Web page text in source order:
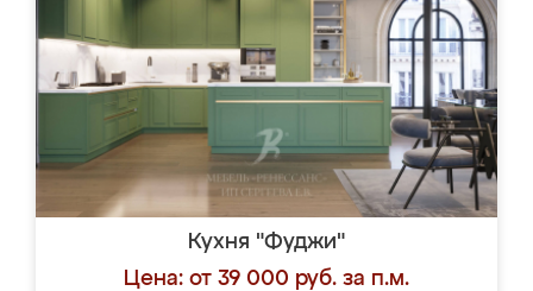
Кухня "Фуджи"
Цена: от 39 000 руб. за п.м.